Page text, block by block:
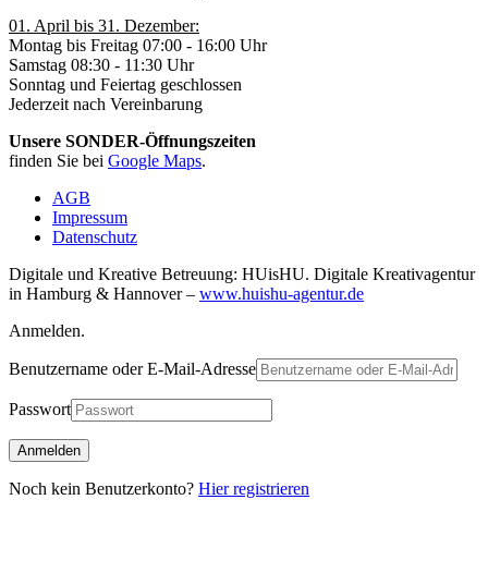
01. April bis 31. Dezember:
Montag bis Freitag 07:00 - 16:00 Uhr
Samstag 08:30 - 11:30 Uhr
Sonntag und Feiertag geschlossen
Jederzeit nach Vereinbarung
Unsere SONDER-Öffnungszeiten
finden Sie bei Google Maps.
AGB
Impressum
Datenschutz
Digitale und Kreative Betreuung: HUisHU. Digitale Kreativagentur
in Hamburg & Hannover – www.huishu-agentur.de
Anmelden.
Benutzername oder E-Mail-Adresse
Passwort
Noch kein Benutzerkonto? Hier registrieren